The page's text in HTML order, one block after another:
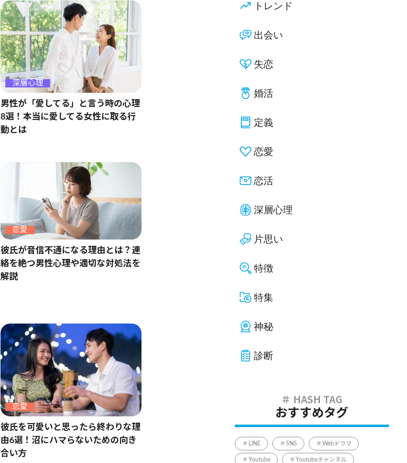
深層心理
男性が「愛してる」と言う時の心理
8選！本当に愛してる女性に取る行
動とは
恋愛
彼氏が音信不通になる理由とは？連
絡を絶つ男性心理や適切な対処法を
解説
恋愛
彼氏を可愛いと思ったら終わりな理
由6選！沼にハマらないための向き
合い方
トレンド
出会い
失恋
婚活
定義
恋愛
恋活
深層心理
片思い
特徴
特集
神秘
診断
おすすめタグ
LINE SNS Webドラマ
Youtube Youtubeチャンネル